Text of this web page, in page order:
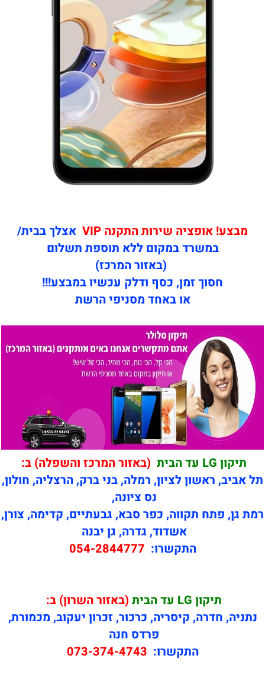
מבצע! אופציה שירות התקנה VIP
אצלך בבית/
במשרד במקום ללא תוספת תשלום
(באזור המרכז)
חסוך זמן, כסף ודלק עכשיו במבצע!!!
או באחד מסניפי הרשת
תיקון LG עד הבית
(באזור המרכז והשפלה) ב:
תל אביב, ראשון לציון, רמלה, בני ברק, הרצליה, חולון,
נס ציונה,
רמת גן, פתח תקווה, כפר סבא, גבעתיים, קדימה, צורן,
אשדוד, גדרה, גן יבנה
התקשרו: 054-2844777
תיקון LG עד הבית
(באזור השרון) ב:
נתניה, חדרה, קיסריה, כרכור, זכרון יעקוב, מכמורת,
פרדס חנה
התקשרו: 073-374-4743